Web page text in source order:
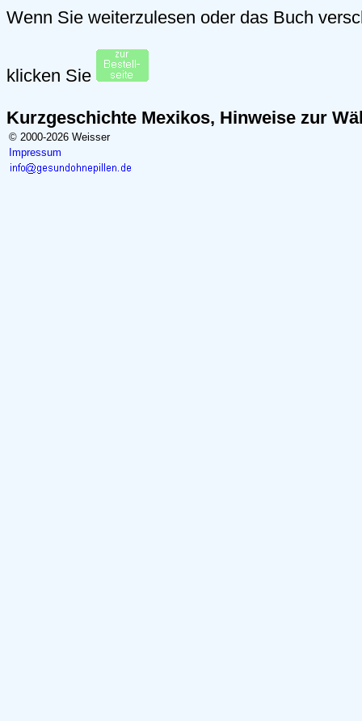
Wenn Sie weiterzulesen oder das Buch
klicken Sie
Kurzgeschichte Mexikos, Hinweise zur
© 2000-2026 Weisser
Impressum